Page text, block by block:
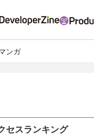
ンガ
セスランキング